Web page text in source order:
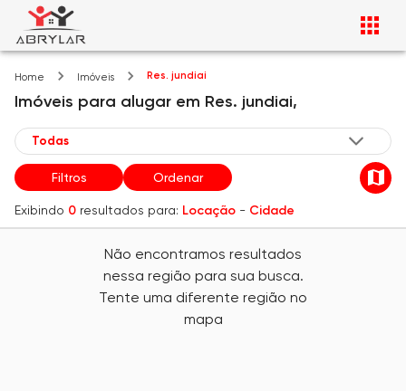
Home Imóveis Res. jundiai
Imóveis para alugar em Res. jundiai,
Filtros Ordenar
Exibindo 0 resultados para: Locação - Cidade
Não encontramos resultados
nessa região para sua busca.
Tente uma diferente região no
mapa